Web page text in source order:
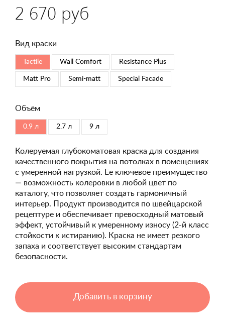
2 670 руб
Вид краски
Tactile Wall Comfort Resistance Plus
Matt Pro Semi-matt Special Faсade
Объём
0.9 л 2.7 л 9 л
Колеруемая глубокоматовая краска для создания
качественного покрытия на потолках в помещениях
с умеренной нагрузкой. Её ключевое преимущество
— возможность колеровки в любой цвет по
каталогу, что позволяет создать гармоничный
интерьер. Продукт производится по швейцарской
рецептуре и обеспечивает превосходный матовый
эффект, устойчивый к умеренному износу (2-й класс
стойкости к истиранию). Краска не имеет резкого
запаха и соответствует высоким стандартам
безопасности.
Добавить в корзину